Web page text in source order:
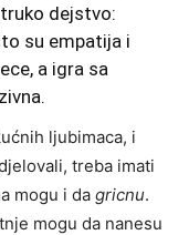
dejstvo:
su empatija i
a igra sa
ljubimaca, i
treba imati
mogu i da gricnu.
mogu da nanesu